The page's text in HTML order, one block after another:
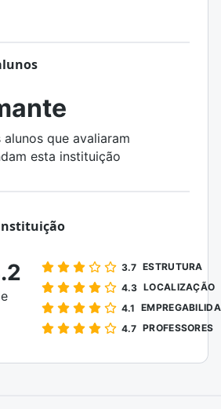
alunos que avaliaram
esta instituição
3.7 ESTRUTURA
4.3 LOCALIZAÇÃO
4.1
4.7 PROFESSORES